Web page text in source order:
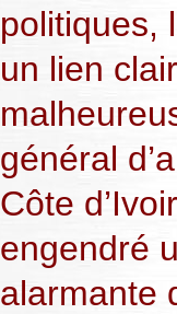
politiques,
un lien
général
Côte
engendré
alarmante